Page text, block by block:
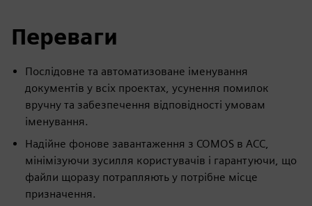
Переваги
Послідовне та автоматизоване іменування
документів у всіх проектах, усунення помилок
вручну та забезпечення відповідності умовам
іменування.
Надійне фонове завантаження з COMOS в ACC,
мінімізуючи зусилля користувачів і гарантуючи, що
файли щоразу потрапляють у потрібне місце
призначення.